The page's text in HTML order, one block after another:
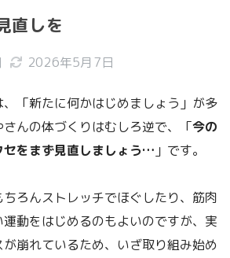
直しを
2026年5月7日
「新たに何かはじめましょう」が多
んの体づくりはむしろ逆で、「今の
セをまず見直しましょう… 」です。
ろんストレッチでほぐしたり、筋肉
動をはじめるのもよいのですが、実
崩れているため、いざ取り組み始め